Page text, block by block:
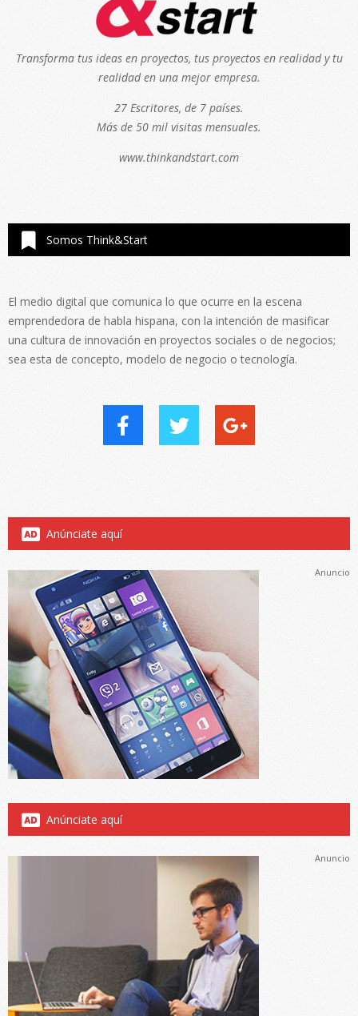
Transforma tus ideas en proyectos, tus proyectos en realidad y tu
realidad en una mejor empresa.
27 Escritores, de 7 países.
Más de 50 mil visitas mensuales.
www.thinkandstart.com
Somos Think&Start
El medio digital que comunica lo que ocurre en la escena
emprendedora de habla hispana, con la intención de masificar
una cultura de innovación en proyectos sociales o de negocios;
sea esta de concepto, modelo de negocio o tecnología.
Anúnciate aquí
Anuncio
Anúnciate aquí
Anuncio